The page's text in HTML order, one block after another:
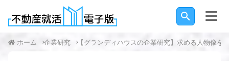
ホーム 企業研究 【グランディハウスの企業研究】求める人物像を